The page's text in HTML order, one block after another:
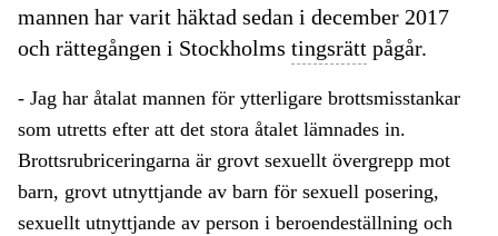
mannen har varit häktad sedan i december 2017
och rättegången i Stockholms tingsrätt pågår.
- Jag har åtalat mannen för ytterligare brottsmisstankar
som utretts efter att det stora åtalet lämnades in.
Brottsrubriceringarna är grovt sexuellt övergrepp mot
barn, grovt utnyttjande av barn för sexuell posering,
sexuellt utnyttjande av person i beroendeställning och